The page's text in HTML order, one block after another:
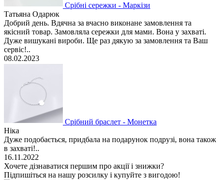
Срібні сережки - Маркізи
Татьяна Одарюк
Добрий день. Вдячна за вчасно виконане замовлення та
якісний товар. Замовляла сережки для мами. Вона у захваті.
Дуже вишукані вироби. Ще раз дякую за замовлення та Ваш
сервіс!..
08.02.2023
Срібний браслет - Монетка
Ніка
Дуже подобається, придбала на подарунок подрузі, вона також
в захваті!..
16.11.2022
Хочете дізнаватися першим про акції і знижки?
Підпишіться на нашу розсилку і купуйте з вигодою!